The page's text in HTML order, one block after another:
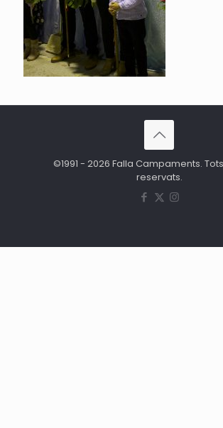
©1991 - 2026 Falla Campaments.
reservats.